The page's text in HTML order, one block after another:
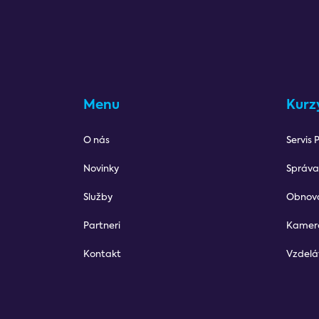
Menu
O nás
Novinky
Služby
Partneri
Kontakt
Servis